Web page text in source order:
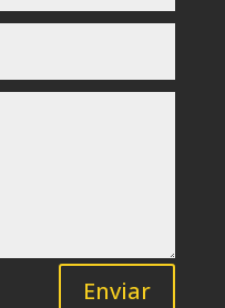
Enviar